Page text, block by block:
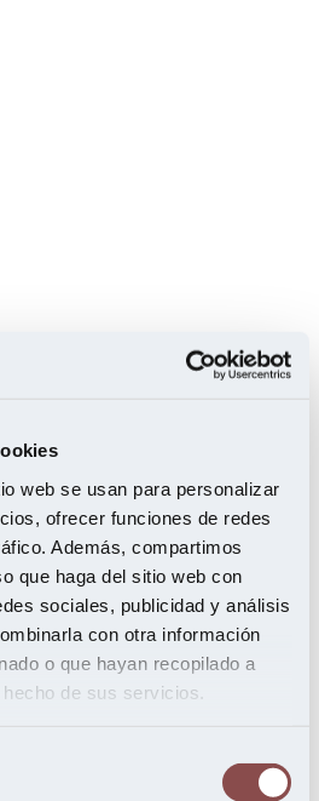
web se usan para personalizar
ofrecer funciones de redes
Además, compartimos
que haga del sitio web con
sociales, publicidad y análisis
con otra información
o que hayan recopilado a
de sus servicios.